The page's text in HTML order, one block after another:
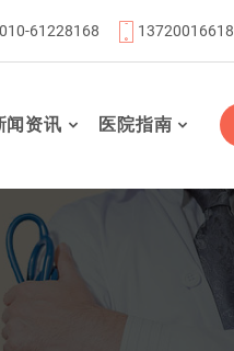
北京市老年友善医疗机构
010-61228168 13720016618
闻资讯 医院指南